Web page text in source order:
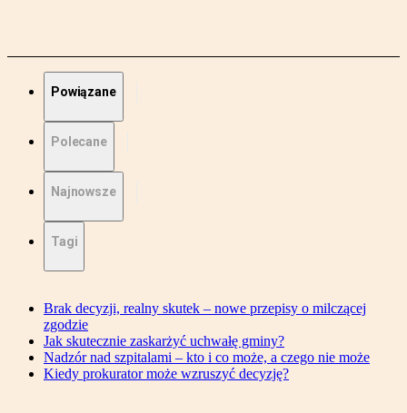
Powiązane
Polecane
Najnowsze
Tagi
Brak decyzji, realny skutek – nowe przepisy o milczącej
zgodzie
Jak skutecznie zaskarżyć uchwałę gminy?
Nadzór nad szpitalami – kto i co może, a czego nie może
Kiedy prokurator może wzruszyć decyzję?